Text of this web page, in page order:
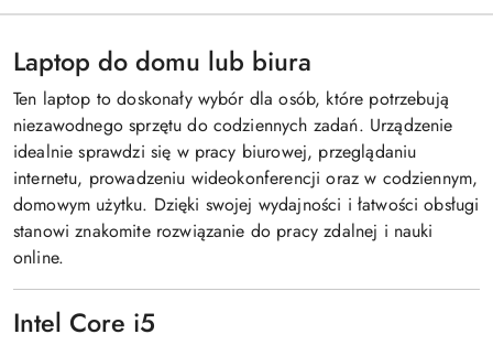
Laptop do domu lub biura
Ten laptop to doskonały wybór dla osób, które potrzebują
niezawodnego sprzętu do codziennych zadań. Urządzenie
idealnie sprawdzi się w pracy biurowej, przeglądaniu
internetu, prowadzeniu wideokonferencji oraz w codziennym,
domowym użytku. Dzięki swojej wydajności i łatwości obsługi
stanowi znakomite rozwiązanie do pracy zdalnej i nauki
online.
Intel Core i5